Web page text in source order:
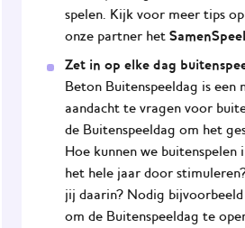
spelen. Kijk voor meer tips
onze partner het
Zet in op elke dag
Beton Buitenspeeldag is een
aandacht te vragen voor
de Buitenspeeldag om het
Hoe kunnen we buitenspelen
het hele jaar door
jij daarin? Nodig
om de Buitenspeeldag te